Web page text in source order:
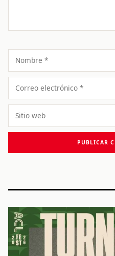
Nombre
Correo
electrónico
Sitio
web